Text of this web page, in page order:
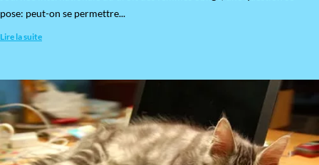
pose: peut-on se permettre...
Lire la suite